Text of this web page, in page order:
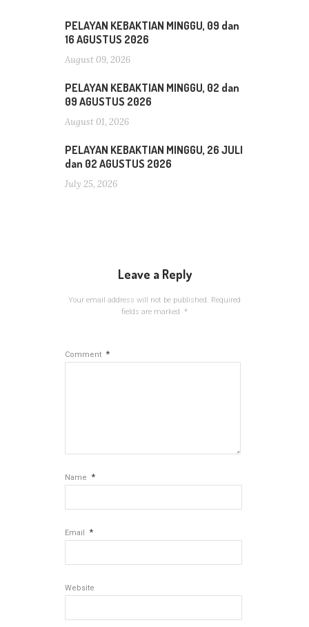
PELAYAN KEBAKTIAN MINGGU, 09 dan
16 AGUSTUS 2026
August 09, 2026
PELAYAN KEBAKTIAN MINGGU, 02 dan
09 AGUSTUS 2026
August 01, 2026
PELAYAN KEBAKTIAN MINGGU, 26 JULI
dan 02 AGUSTUS 2026
July 25, 2026
Leave a Reply
Your email address will not be published. Required
fields are marked *
Comment *
Name *
Email *
Website